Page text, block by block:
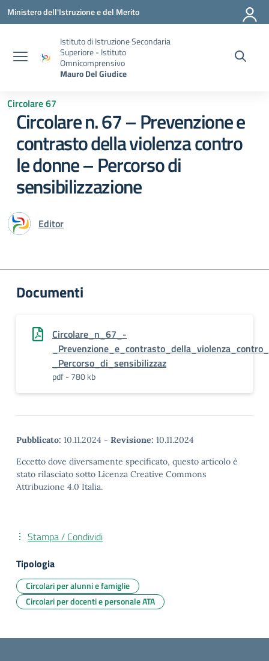
Vai ai contenuti
Vai al menu di navigazione
Vai al footer
Ministero dell'Istruzione e del Merito
Istituto di Istruzione Secondaria
Superiore - Istituto
Omnicomprensivo
Mauro Del Giudice
Circolare 67
Circolare n. 67 – Prevenzione e
contrasto della violenza contro
le donne – Percorso di
sensibilizzazione
Editor
Documenti
Circolare_n_67_-
_Percorso_di_sensibilizzaz
pdf - 780 kb
Pubblicato: 10.11.2024 - Revisione: 10.11.2024
Eccetto dove diversamente specificato, questo articolo è
stato rilasciato sotto Licenza Creative Commons
Attribuzione 4.0 Italia.
Stampa / Condividi
Tipologia
Circolari per alunni e famiglie
Circolari per docenti e personale ATA